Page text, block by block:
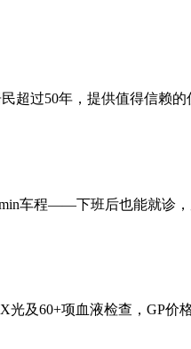
民超过50年，提供值得信赖
min车程——下班后也能就诊
光及60+项血液检查，GP价格